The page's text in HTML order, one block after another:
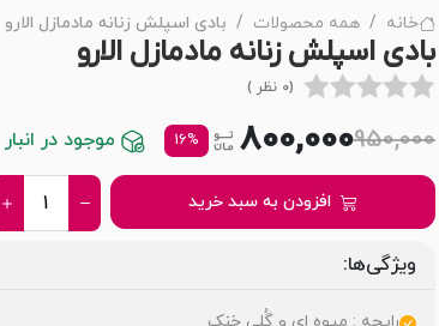
خانه همه محصولات بادی اسپلش زنانه مادمازل الارو
بادی اسپلش زنانه مادمازل الارو
(0 نظر )
950,000
800,000
16% موجود در انبار
افزودن به سبد خرید
ویژگی‌ها: